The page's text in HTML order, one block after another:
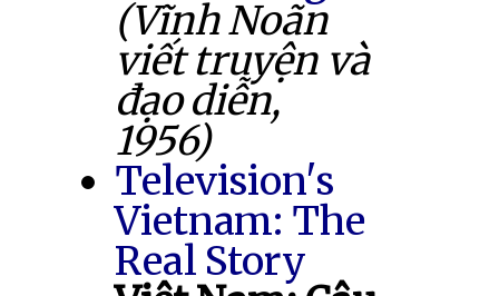
(Vĩnh Noãn
viết truyện và
đạo diễn,
1956)
Television's
Vietnam: The
Real Story